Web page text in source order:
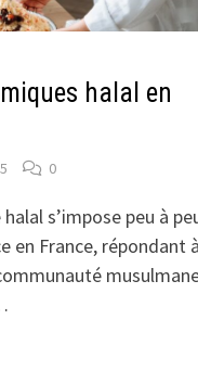
halal en
0
s’impose peu à
en France, répondant